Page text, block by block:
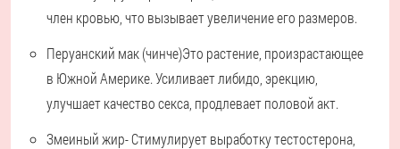
член кровью, что вызывает увеличение его размеров.
Перуанский мак (чинче)Это растение, произрастающее
в Южной Америке. Усиливает либидо, эрекцию,
улучшает качество секса, продлевает половой акт.
Змеиный жир- Стимулирует выработку тестостерона,